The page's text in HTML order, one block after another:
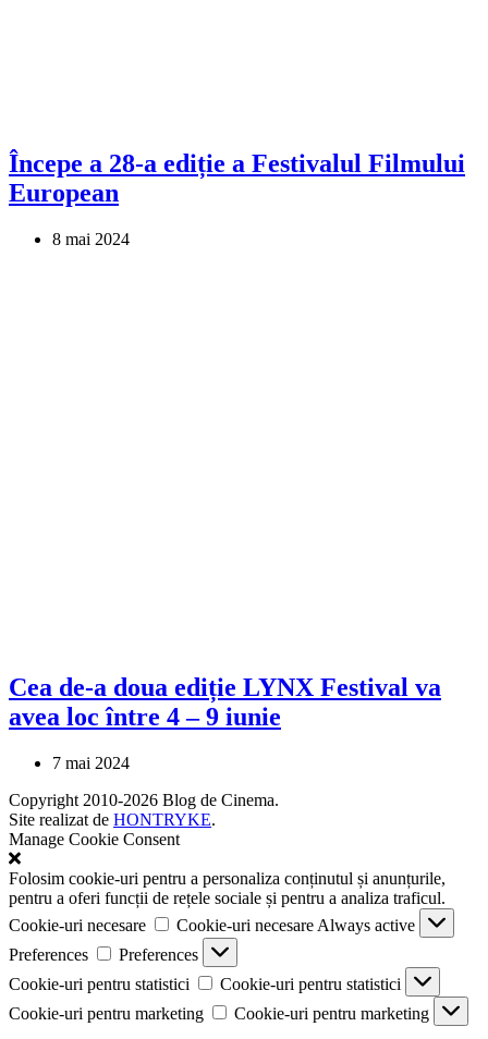
Începe a 28-a ediție a Festivalul Filmului
European
8 mai 2024
Cea de-a doua ediție LYNX Festival va
avea loc între 4 – 9 iunie
7 mai 2024
Copyright 2010-2026 Blog de Cinema.
Site realizat de HONTRYKE.
Manage Cookie Consent
Folosim cookie-uri pentru a personaliza conținutul și anunțurile,
pentru a oferi funcții de rețele sociale și pentru a analiza traficul.
Cookie-uri necesare
Cookie-uri necesare Always active
Preferences
Preferences
Cookie-uri pentru statistici
Cookie-uri pentru statistici
Cookie-uri pentru marketing
Cookie-uri pentru marketing